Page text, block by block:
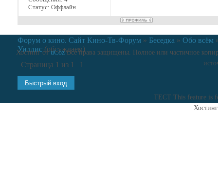
Статус: Оффлайн
Форум о кино. Сайт Кино-Тв-Форум » Беседка » Обо всём
Уиллис (обсуждаем)
Страница 1 из 1 1
ТЕСТ This feature is
Хостинг отuCozВсе права защищены. Полное или частичное